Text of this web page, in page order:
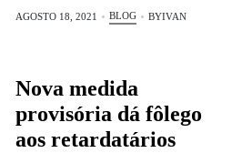
AGOSTO 18, 2021 BLOG BYIVAN
Nova medida
provisória dá fôlego
aos retardatários